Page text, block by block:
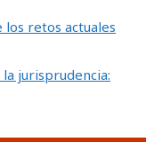
los retos actuales
jurisprudencia: